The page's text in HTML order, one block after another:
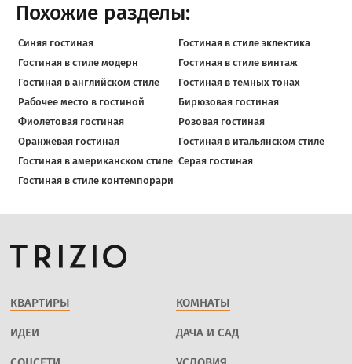
Похожие разделы:
Синяя гостиная
Гостиная в стиле эклектика
Гостиная в стиле модерн
Гостиная в стиле винтаж
Гостиная в английском стиле
Гостиная в темных тонах
Рабочее место в гостиной
Бирюзовая гостиная
Фиолетовая гостиная
Розовая гостиная
Оранжевая гостиная
Гостиная в итальянском стиле
Гостиная в американском стиле Серая гостиная
Гостиная в стиле контемпорари
КВАРТИРЫ КОМНАТЫ
ИДЕИ ДАЧА И САД